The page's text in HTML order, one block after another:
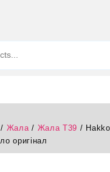
/ Жала / Жала T39 /
оригінал